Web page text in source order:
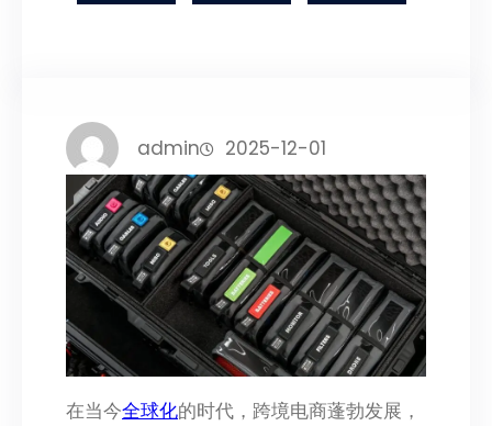
admin 2025-12-01
在当今全球化的时代，跨境电商蓬勃发展，